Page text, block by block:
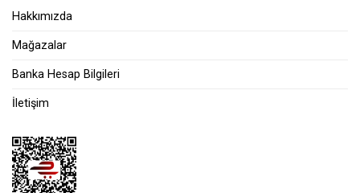
Hakkımızda
Mağazalar
Banka Hesap Bilgileri
İletişim